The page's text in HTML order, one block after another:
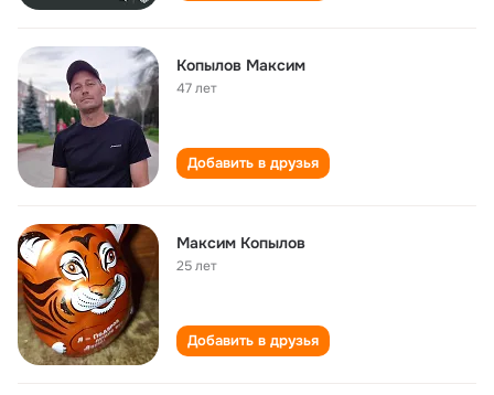
Копылов Максим
47 лет
Добавить в друзья
Максим Копылов
25 лет
Добавить в друзья